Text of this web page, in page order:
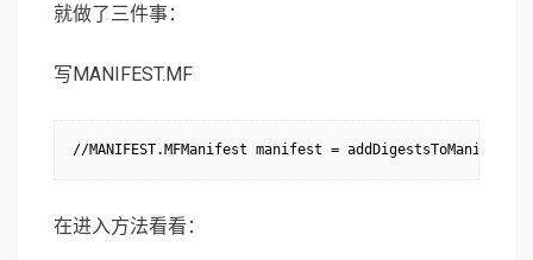
就做了三件事：
写MANIFEST.MF
在进入方法看看：